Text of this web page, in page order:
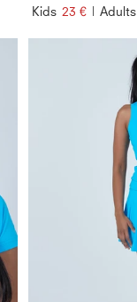
Kids 23 € | Adults